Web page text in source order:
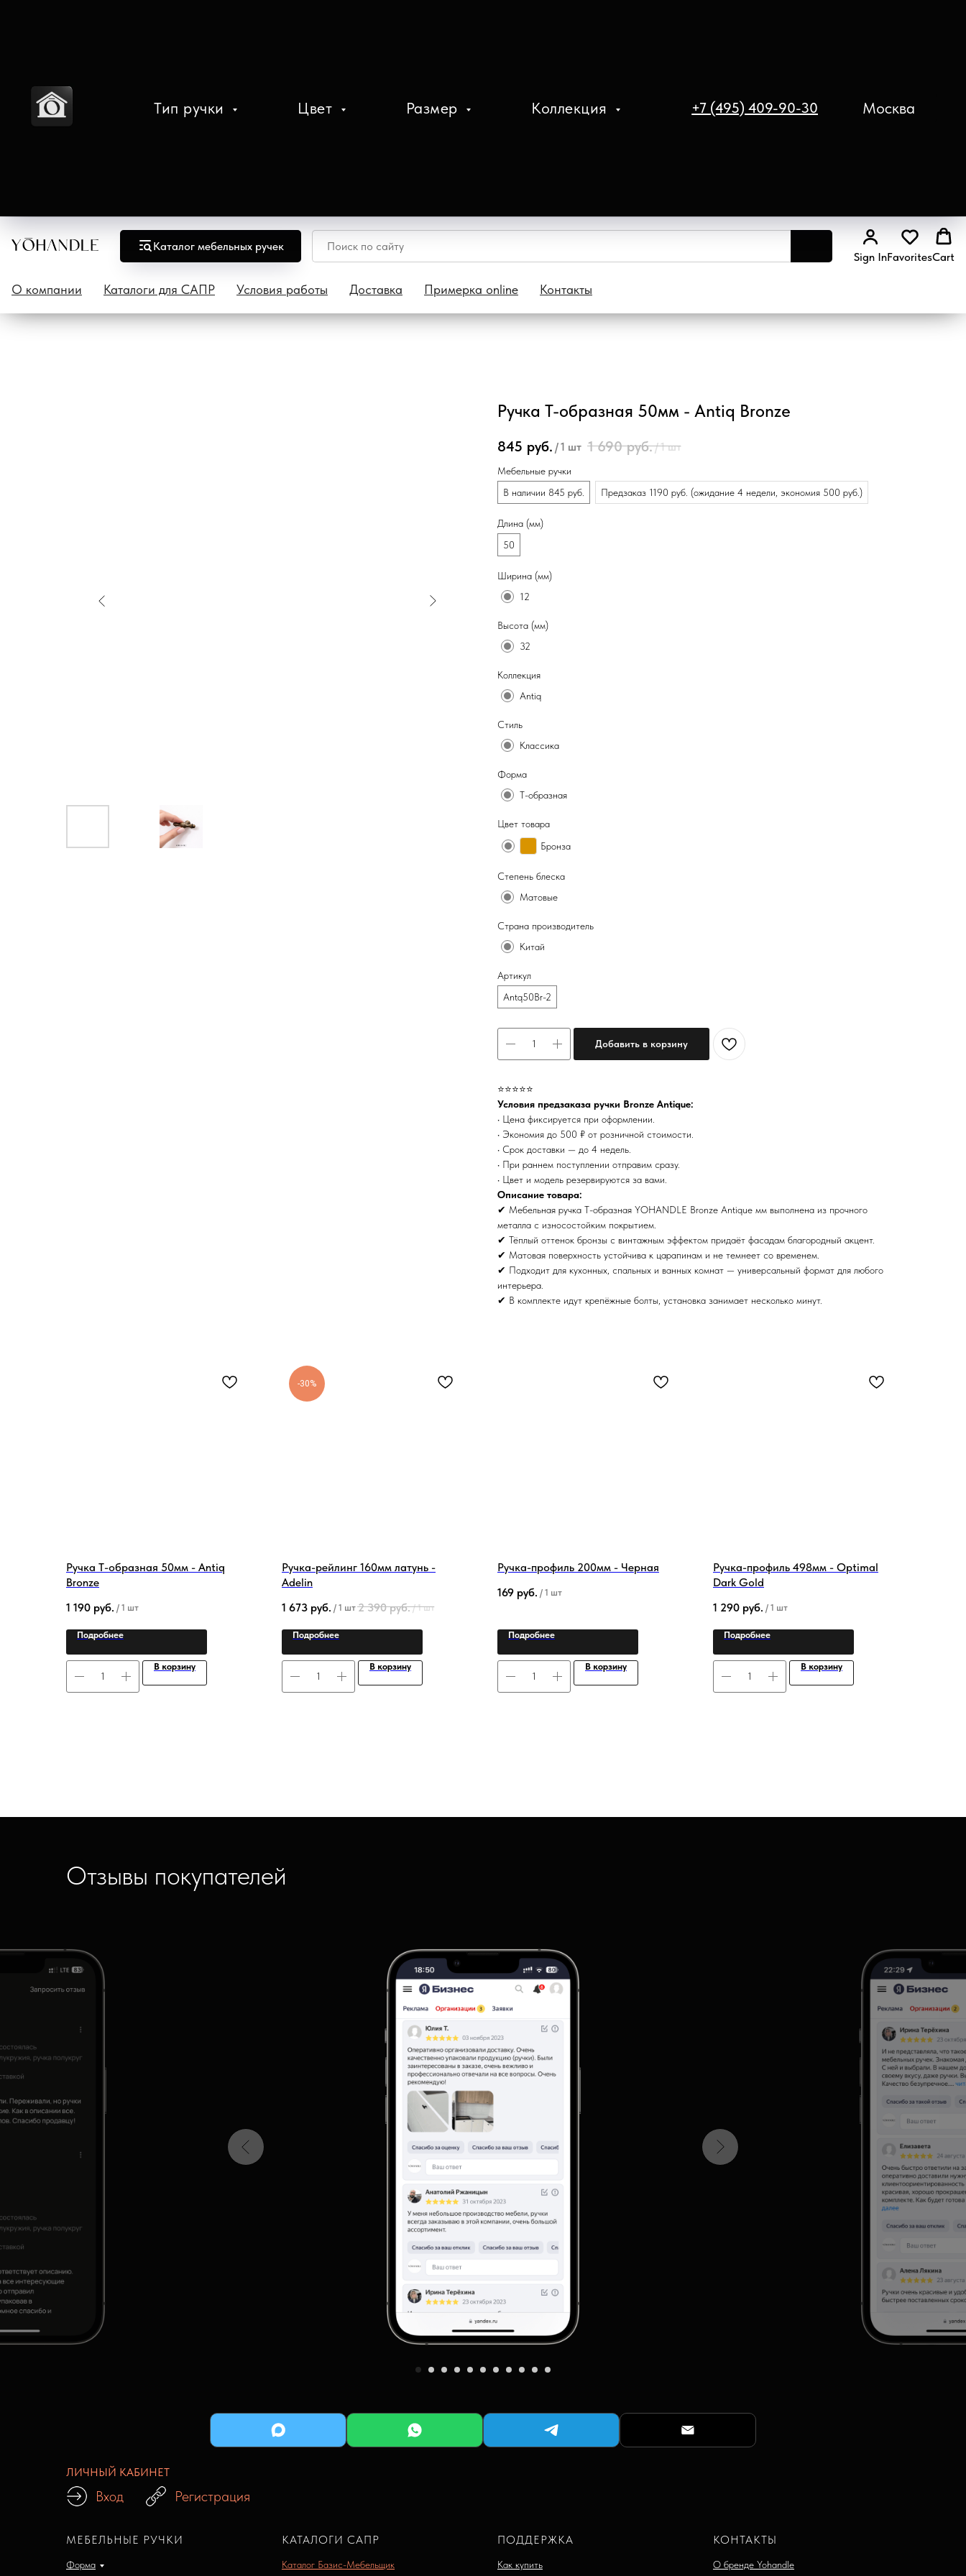
Тип ручки Цвет Размер Коллекция +7 (495) 409-90-30 Москва
Каталог мебельных ручек
Sign InFavoritesCart
О компании Каталоги для САПР Условия работы Доставка Примерка online Контакты
Ручка Т-образная 50мм - Antiq Bronze
845 руб. /1 шт 1 690 руб./1 шт
Мебельные ручки
В наличии 845 руб.
Предзаказ 1190 руб. (ожидание 4 недели, экономия 500 руб.)
Длина (мм)
50
Ширина (мм)
12
Высота (мм)
32
Коллекция
Antiq
Стиль
Классика
Форма
Т-образная
Цвет товара
Бронза
Степень блеска
Матовые
Страна производитель
Китай
Артикул
Antq50Br-2
Добавить в корзину
⭐️⭐️⭐️⭐️⭐️
Условия предзаказа ручки Bronze Antique:
• Цена фиксируется при оформлении.
• Экономия до 500 ₽ от розничной стоимости.
• Срок доставки — до 4 недель.
• При раннем поступлении отправим сразу.
• Цвет и модель резервируются за вами.
Описание товара:
✔ Мебельная ручка Т-образная YOHANDLE Bronze Antique мм выполнена из прочного
металла с износостойким покрытием.
✔ Тёплый оттенок бронзы с винтажным эффектом придаёт фасадам благородный акцент.
✔ Матовая поверхность устойчива к царапинам и не темнеет со временем.
✔ Подходит для кухонных, спальных и ванных комнат — универсальный формат для любого
интерьера.
✔ В комплекте идут крепёжные болты, установка занимает несколько минут.
Ручка Т-образная 50мм - Antiq
Bronze
1 190 руб. / 1 шт
Подробнее
В корзину
-30%
Ручка-рейлинг 160мм латунь -
Adelin
1 673 руб. / 1 шт 2 390 руб. / 1 шт
Подробнее
В корзину
Ручка-профиль 200мм - Черная
169 руб. / 1 шт
Подробнее
В корзину
Ручка-профиль 498мм - Optimal
Dark Gold
1 290 руб. / 1 шт
Подробнее
В корзину
Отзывы покупателей
ЛИЧНЫЙ КАБИНЕТ
Вход Регистрация
МЕБЕЛЬНЫЕ РУЧКИ
Форма
КАТАЛОГИ САПР
Каталог Базис-Мебельщик
ПОДДЕРЖКА
Как купить
КОНТАКТЫ
О бренде Yohandle